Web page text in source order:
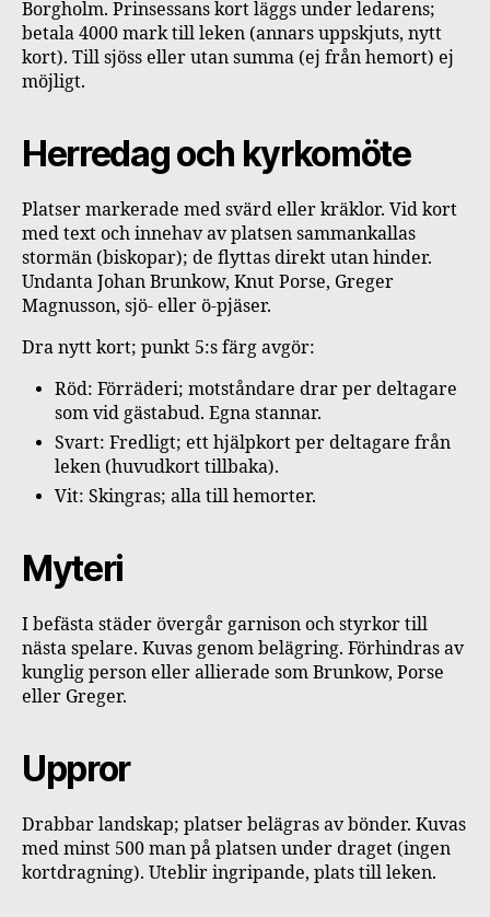
Borgholm. Prinsessans kort läggs under ledarens;
betala 4000 mark till leken (annars uppskjuts, nytt
kort). Till sjöss eller utan summa (ej från hemort) ej
möjligt.
Herredag och kyrkomöte
Platser markerade med svärd eller kräklor. Vid kort
med text och innehav av platsen sammankallas
stormän (biskopar); de flyttas direkt utan hinder.
Undanta Johan Brunkow, Knut Porse, Greger
Magnusson, sjö- eller ö-pjäser.
Dra nytt kort; punkt 5:s färg avgör:
Röd: Förräderi; motståndare drar per deltagare
som vid gästabud. Egna stannar.
Svart: Fredligt; ett hjälpkort per deltagare från
leken (huvudkort tillbaka).
Vit: Skingras; alla till hemorter.
Myteri
I befästa städer övergår garnison och styrkor till
nästa spelare. Kuvas genom belägring. Förhindras av
kunglig person eller allierade som Brunkow, Porse
eller Greger.
Uppror
Drabbar landskap; platser belägras av bönder. Kuvas
med minst 500 man på platsen under draget (ingen
kortdragning). Uteblir ingripande, plats till leken.